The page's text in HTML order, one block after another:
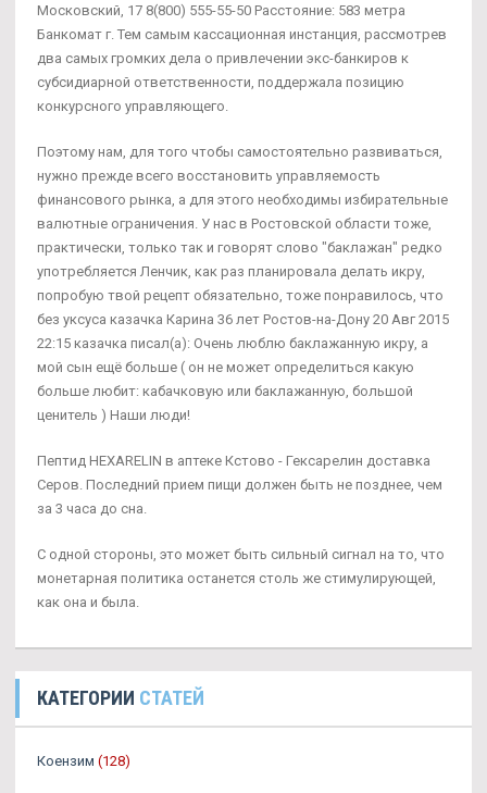
Московский, 17 8(800) 555-55-50 Расстояние: 583 метра
Банкомат г. Тем самым кассационная инстанция, рассмотрев
два самых громких дела о привлечении экс-банкиров к
субсидиарной ответственности, поддержала позицию
конкурсного управляющего.
Поэтому нам, для того чтобы самостоятельно развиваться,
нужно прежде всего восстановить управляемость
финансового рынка, а для этого необходимы избирательные
валютные ограничения. У нас в Ростовской области тоже,
практически, только так и говорят слово "баклажан" редко
употребляется Ленчик, как раз планировала делать икру,
попробую твой рецепт обязательно, тоже понравилось, что
без уксуса казачка Карина 36 лет Ростов-на-Дону 20 Авг 2015
22:15 казачка писал(а): Очень люблю баклажанную икру, а
мой сын ещё больше ( он не может определиться какую
больше любит: кабачковую или баклажанную, большой
ценитель ) Наши люди!
Пептид HEXARELIN в аптеке Кстово - Гексарелин доставка
Серов. Последний прием пищи должен быть не позднее, чем
за 3 часа до сна.
С одной стороны, это может быть сильный сигнал на то, что
монетарная политика останется столь же стимулирующей,
как она и была.
КАТЕГОРИИ СТАТЕЙ
Коензим (128)